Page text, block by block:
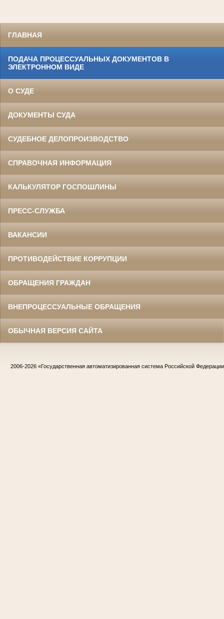
ГЛАВНАЯ
ПОДАЧА ПРОЦЕССУАЛЬНЫХ ДОКУМЕНТОВ В
ЭЛЕКТРОННОМ ВИДЕ
О СУДЕ
ДОКУМЕНТЫ СУДА
СУДЕБНОЕ ДЕЛОПРОИЗВОДСТВО
СПРАВОЧНАЯ ИНФОРМАЦИЯ
КАЛЬКУЛЯТОР ГОСПОШЛИНЫ
ПРЕСС-СЛУЖБА
ВАКАНСИИ
ПРОТИВОДЕЙСТВИЕ КОРРУПЦИИ
ОБРАЩЕНИЯ ГРАЖДАН
ВНЕПРОЦЕССУАЛЬНЫЕ ОБРАЩЕНИЯ
ОБЫЧНАЯ ВЕРСИЯ САЙТА
2006-2026 «Государственная автоматизированная система Российской